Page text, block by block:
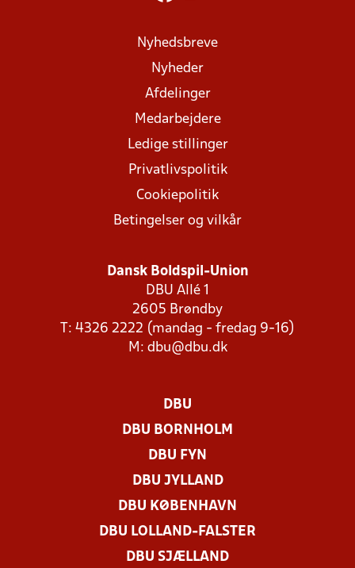
Nyhedsbreve
Nyheder
Afdelinger
Medarbejdere
Ledige stillinger
Privatlivspolitik
Cookiepolitik
Betingelser og vilkår
Dansk Boldspil-Union
DBU Allé 1
2605 Brøndby
T: 4326 2222 (mandag - fredag 9-16)
M: dbu@dbu.dk
DBU
DBU BORNHOLM
DBU FYN
DBU JYLLAND
DBU KØBENHAVN
DBU LOLLAND-FALSTER
DBU SJÆLLAND